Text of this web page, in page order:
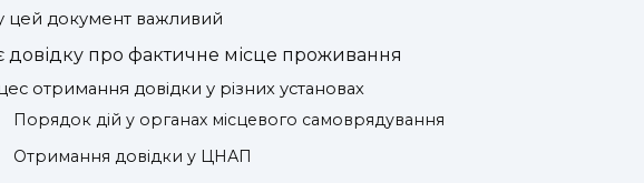
цей документ важливий
довідку про фактичне місце проживання
отримання довідки у різних установах
Порядок дій у органах місцевого самоврядування
Отримання довідки у ЦНАП